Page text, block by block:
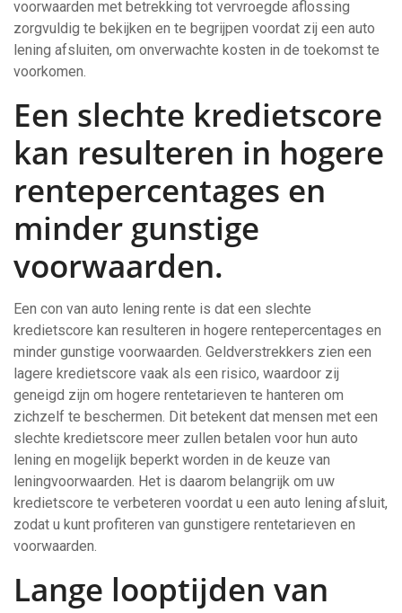
voorwaarden met betrekking tot vervroegde aflossing
zorgvuldig te bekijken en te begrijpen voordat zij een auto
lening afsluiten, om onverwachte kosten in de toekomst te
voorkomen.
Een slechte kredietscore
kan resulteren in hogere
rentepercentages en
minder gunstige
voorwaarden.
Een con van auto lening rente is dat een slechte
kredietscore kan resulteren in hogere rentepercentages en
minder gunstige voorwaarden. Geldverstrekkers zien een
lagere kredietscore vaak als een risico, waardoor zij
geneigd zijn om hogere rentetarieven te hanteren om
zichzelf te beschermen. Dit betekent dat mensen met een
slechte kredietscore meer zullen betalen voor hun auto
lening en mogelijk beperkt worden in de keuze van
leningvoorwaarden. Het is daarom belangrijk om uw
kredietscore te verbeteren voordat u een auto lening afsluit,
zodat u kunt profiteren van gunstigere rentetarieven en
voorwaarden.
Lange looptijden van